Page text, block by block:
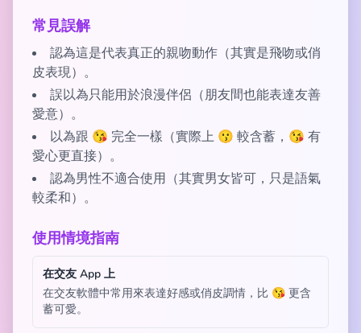
常見誤解
認為這是代表真正的親吻動作（其實是飛吻或俏
皮表現）。
誤以為只能用於浪漫伴侶（朋友間也能表達友善
愛意）。
以為跟 😘 完全一樣（實際上 😗 較含蓄，😘 有
愛心更直接）。
認為男性不適合使用（其實男女皆可，只是語氣
較柔和）。
使用情境指南
在交友 App 上
在交友軟體中常用來表達好感或俏皮調情，比 😘 更含
蓄可愛。